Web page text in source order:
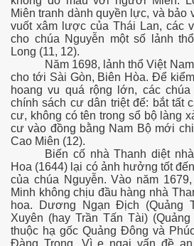
Miên tranh dành quyền lực, và bảo
vuốt xâm lược của Thái Lan, các
cho chúa Nguyễn một số lảnh
Long (11, 12).
Năm 1698, lảnh thổ Việt
cho tới Sài Gòn, Biên Hòa. Để
hoang vu quá rộng lớn, các
chính sách cư dân triệt để: bắt tất
cư, không có tên trong sổ bộ làng
cư vào đồng bằng Nam Bộ mới
Cao Miên (12).
Biến cố nhà Thanh diệt
Hoa (1644) lại có ảnh hưởng tốt
của chúa Nguyễn. Vào năm
Minh không chịu đầu hàng nhà
hoa. Dương Ngạn Địch (Quảng
Xuyên (hay Trần Tấn Tài)
thuộc hạ gốc Quảng Đông và
Đàng Trong. Vì e ngại vấn đề